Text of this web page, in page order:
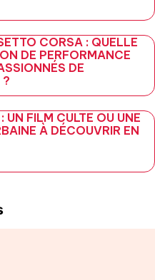
CORSA : QUELLE
DE PERFORMANCE
DE
?
UN FILM CULTE OU UNE
À DÉCOUVRIR EN